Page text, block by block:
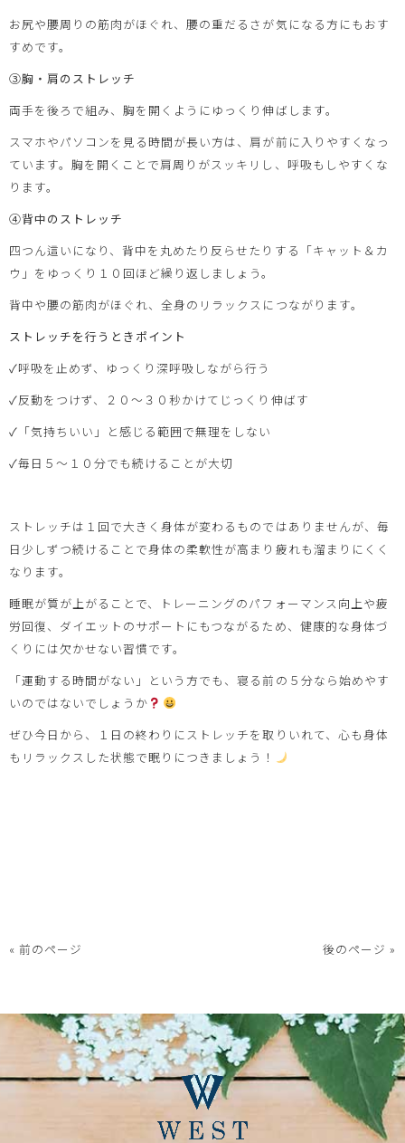
お尻や腰周りの筋肉がほぐれ、腰の重だるさが気になる方にもおす
すめです。
③胸・肩のストレッチ
両手を後ろで組み、胸を開くようにゆっくり伸ばします。
スマホやパソコンを見る時間が長い方は、肩が前に入りやすくなっ
ています。胸を開くことで肩周りがスッキリし、呼吸もしやすくな
ります。
④背中のストレッチ
四つん這いになり、背中を丸めたり反らせたりする「キャット＆カ
ウ」をゆっくり１０回ほど繰り返しましょう。
背中や腰の筋肉がほぐれ、全身のリラックスにつながります。
ストレッチを行うときポイント
✓呼吸を止めず、ゆっくり深呼吸しながら行う
✓反動をつけず、２０～３０秒かけてじっくり伸ばす
✓ 「気持ちいい」と感じる範囲で無理をしない
✓毎日５～１０分でも続けることが大切
ストレッチは１回で大きく身体が変わるものではありませんが、毎
日少しずつ続けることで身体の柔軟性が高まり疲れも溜まりにくく
なります。
睡眠が質が上がることで、トレーニングのパフォーマンス向上や疲
労回復、ダイエットのサポートにもつながるため、健康的な身体づ
くりには欠かせない習慣です。
「運動する時間がない」という方でも、寝る前の５分なら始めやす
いのではないでしょうか
ぜひ今日から、１日の終わりにストレッチを取りいれて、心も身体
もリラックスした状態で眠りにつきましょう！
« 前のページ 後のページ »